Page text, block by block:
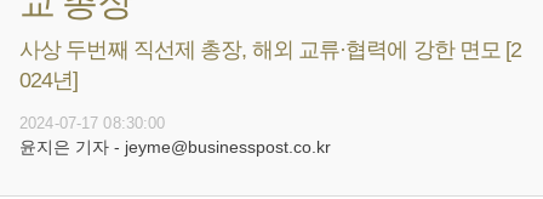
사상 두번째 직선제 총장, 해외 교류·협력에 강한 면모 [2
024년]
2024-07-17 08:30:00
윤지은 기자 - jeyme@businesspost.co.kr